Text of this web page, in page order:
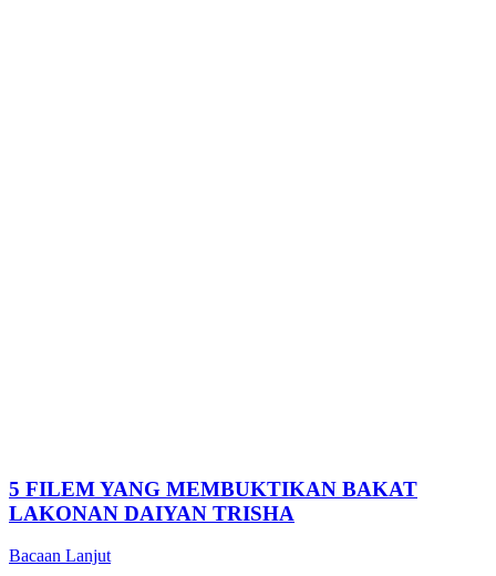
5 FILEM YANG MEMBUKTIKAN BAKAT
LAKONAN DAIYAN TRISHA
Bacaan Lanjut